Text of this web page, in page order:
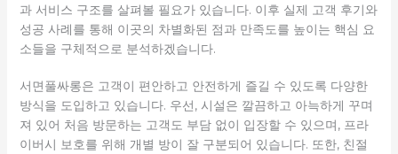
과 서비스 구조를 살펴볼 필요가 있습니다. 이후 실제 고객 후기와
성공 사례를 통해 이곳의 차별화된 점과 만족도를 높이는 핵심 요
소들을 구체적으로 분석하겠습니다.
서면풀싸롱은 고객이 편안하고 안전하게 즐길 수 있도록 다양한
방식을 도입하고 있습니다. 우선, 시설은 깔끔하고 아늑하게 꾸며
져 있어 처음 방문하는 고객도 부담 없이 입장할 수 있으며, 프라
이버시 보호를 위해 개별 방이 잘 구분되어 있습니다. 또한, 친절